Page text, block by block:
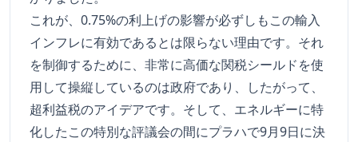
これが、0.75%の利上げの影響が必ずしもこの輸入
インフレに有効であるとは限らない理由です。それ
を制御するために、非常に高価な関税シールドを使
用して操縦しているのは政府であり、したがって、
超利益税のアイデアです。そして、エネルギーに特
化したこの特別な評議会の間にプラハで9月9日に決